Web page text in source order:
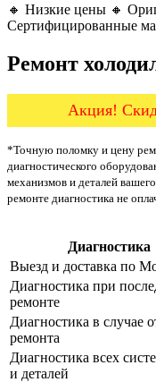
🔸 Низкие цены 🔸
Сертифицированные
Ремонт
Акция!
*Точную поломку и цену
диагностического
механизмов и деталей
ремонте диагностика не
Диагностика
Выезд и доставка по
Диагностика при
ремонте
Диагностика в случае
ремонта
Диагностика всех
и деталей